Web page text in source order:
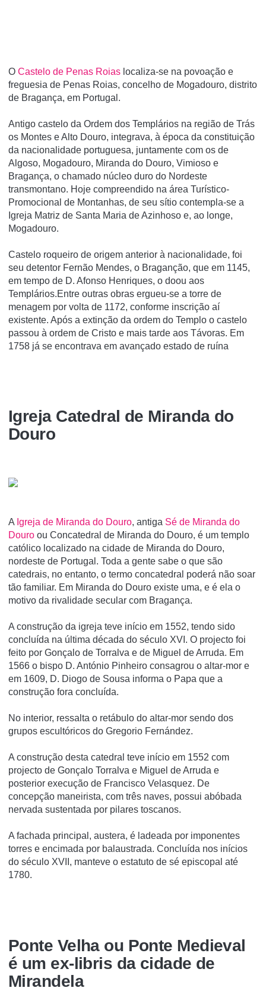
O Castelo de Penas Roias localiza-se na povoação e
freguesia de Penas Roias, concelho de Mogadouro, distrito
de Bragança, em Portugal.
Antigo castelo da Ordem dos Templários na região de Trás
os Montes e Alto Douro, integrava, à época da constituição
da nacionalidade portuguesa, juntamente com os de
Algoso, Mogadouro, Miranda do Douro, Vimioso e
Bragança, o chamado núcleo duro do Nordeste
transmontano. Hoje compreendido na área Turí­stico-
Promocional de Montanhas, de seu sí­tio contempla-se a
Igreja Matriz de Santa Maria de Azinhoso e, ao longe,
Mogadouro.
Castelo roqueiro de origem anterior à nacionalidade, foi
seu detentor Fernão Mendes, o Braganção, que em 1145,
em tempo de D. Afonso Henriques, o doou aos
Templários.Entre outras obras ergueu-se a torre de
menagem por volta de 1172, conforme inscrição aí
existente. Após a extinção da ordem do Templo o castelo
passou à ordem de Cristo e mais tarde aos Távoras. Em
1758 já se encontrava em avançado estado de ruína
Igreja Catedral de Miranda do
Douro
A Igreja de Miranda do Douro, antiga Sé de Miranda do
Douro ou Concatedral de Miranda do Douro, é um templo
católico localizado na cidade de Miranda do Douro,
nordeste de Portugal. Toda a gente sabe o que são
catedrais, no entanto, o termo concatedral poderá não soar
tão familiar. Em Miranda do Douro existe uma, e é ela o
motivo da rivalidade secular com Bragança.
A construção da igreja teve iní­cio em 1552, tendo sido
concluí­da na última década do século XVI. O projecto foi
feito por Gonçalo de Torralva e de Miguel de Arruda. Em
1566 o bispo D. António Pinheiro consagrou o altar-mor e
em 1609, D. Diogo de Sousa informa o Papa que a
construção fora concluí­da.
No interior, ressalta o retábulo do altar-mor sendo dos
grupos escultóricos do Gregorio Fernández.
A construção desta catedral teve início em 1552 com
projecto de Gonçalo Torralva e Miguel de Arruda e
posterior execução de Francisco Velasquez. De
concepção maneirista, com três naves, possui abóbada
nervada sustentada por pilares toscanos.
A fachada principal, austera, é ladeada por imponentes
torres e encimada por balaustrada. Concluída nos inícios
do século XVII, manteve o estatuto de sé episcopal até
1780.
Ponte Velha ou Ponte Medieval
é um ex-libris da cidade de
Mirandela